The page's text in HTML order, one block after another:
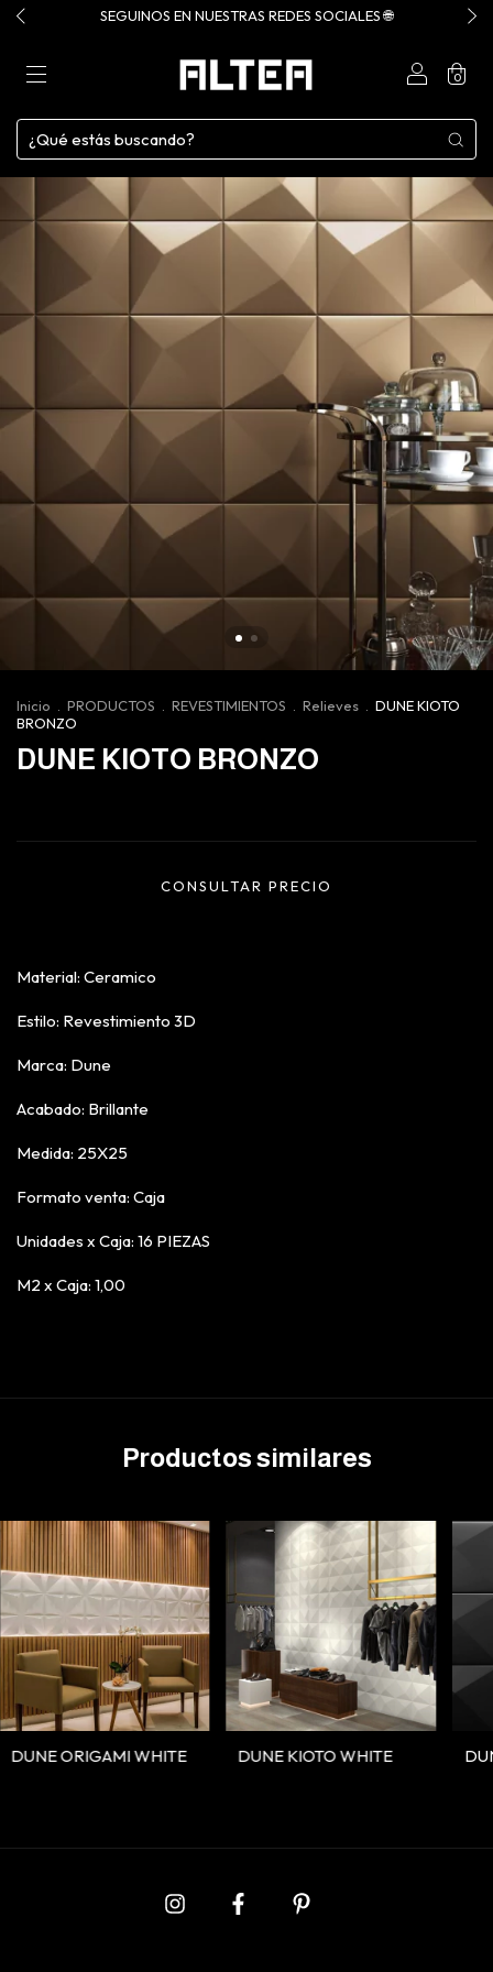
SEGUINOS EN NUESTRAS REDES SOCIALES 🌐
0
Inicio PRODUCTOS REVESTIMIENTOS Relieves
DUNE KIOTO
BRONZO
DUNE KIOTO BRONZO
Material: Ceramico
Estilo: Revestimiento 3D
Marca: Dune
Acabado: Brillante
Medida: 25X25
Formato venta: Caja
Unidades x Caja: 16 PIEZAS
M2 x Caja: 1,00
Productos similares
DUNE ORIGAMI WHITE DUNE KIOTO WHITE